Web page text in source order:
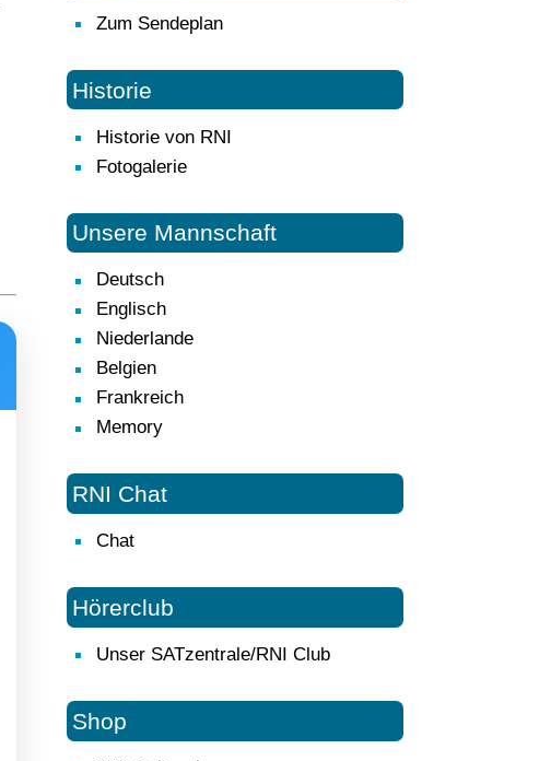
Zum Sendeplan
Historie
Historie von RNI
Fotogalerie
Unsere Mannschaft
Deutsch
Englisch
Niederlande
Belgien
Frankreich
Memory
RNI Chat
Chat
Hörerclub
Unser SATzentrale/RNI Club
Shop